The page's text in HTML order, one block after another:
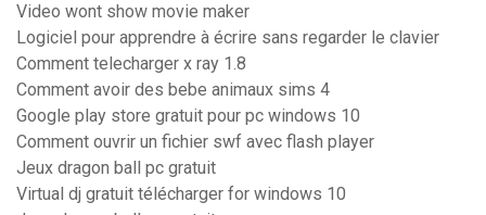
Video wont show movie maker
Logiciel pour apprendre à écrire sans regarder le clavier
Comment telecharger x ray 1.8
Comment avoir des bebe animaux sims 4
Google play store gratuit pour pc windows 10
Comment ouvrir un fichier swf avec flash player
Jeux dragon ball pc gratuit
Virtual dj gratuit télécharger for windows 10